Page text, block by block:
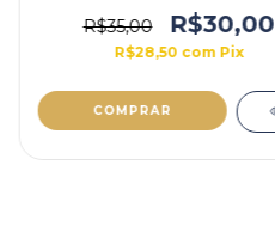
R$35,00 R$30,00
R$28,50 com Pix